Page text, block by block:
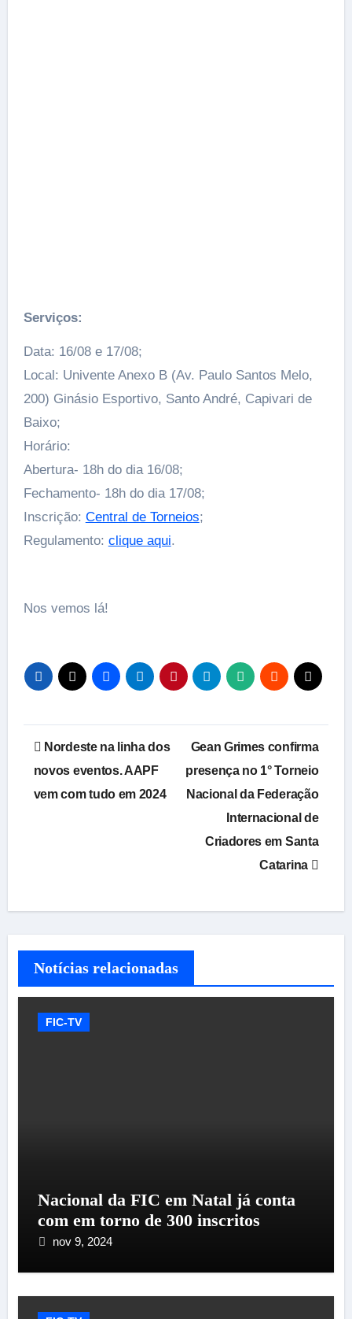
Serviços:
Data: 16/08 e 17/08;
Local: Univente Anexo B (Av. Paulo Santos Melo,
200) Ginásio Esportivo, Santo André, Capivari de
Baixo;
Horário:
Abertura- 18h do dia 16/08;
Fechamento- 18h do dia 17/08;
Inscrição: Central de Torneios;
Regulamento: clique aqui.
Nos vemos lá!
Navegação
de
Post
Nordeste na linha dos
novos eventos. AAPF
vem com tudo em 2024
Gean Grimes confirma
presença no 1° Torneio
Nacional da Federação
Internacional de
Criadores em Santa
Catarina
Notícias relacionadas
FIC-TV
Nacional da FIC em Natal já conta
com em torno de 300 inscritos
nov 9, 2024